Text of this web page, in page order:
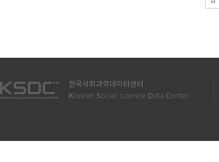
한국사회과학데이터센터
Korean Social science Data Center